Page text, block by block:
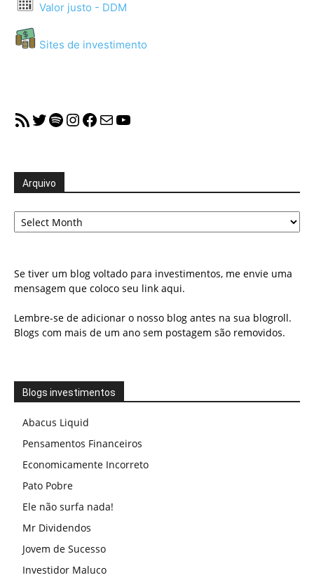
Valor justo - DDM
Sites de investimento
RSS FeedTwitter
Spotify
Instagram
Facebook
MailYouTube
Arquivo
Arquivo
Se tiver um blog voltado para investimentos, me envie uma
mensagem que coloco seu link aqui.
Lembre-se de adicionar o nosso blog antes na sua blogroll.
Blogs com mais de um ano sem postagem são removidos.
Blogs investimentos
Abacus Liquid
Pensamentos Financeiros
Economicamente Incorreto
Pato Pobre
Ele não surfa nada!
Mr Dividendos
Jovem de Sucesso
Investidor Maluco